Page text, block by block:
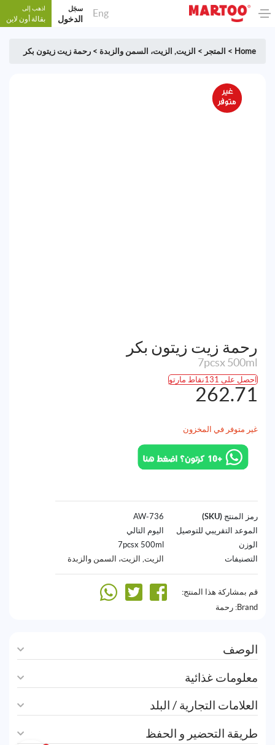
Eng سجَل
الدخول
اذهب إلى
بقالة أون لاين
Home
> المتجر > الزيت, الزيت، السمن والزبدة > رحمة زيت زيتون بكر
رحمة زيت زيتون بكر
7pcsx 500ml
احصل على 131نقاط مارتو
262.71
غير متوفر في المخزون
رمز المنتج (SKU)
736-AW
الموعد التقريبي للتوصيل
اليوم التالي
الوزن
7pcsx 500ml
التصنيفات
الزيت, الزيت، السمن والزبدة
قم بمشاركة هذا المنتج:
Brand: رحمة
الوصف
معلومات غذائية
العلامات التجارية / البلد
طريقة التحضير و الحفظ